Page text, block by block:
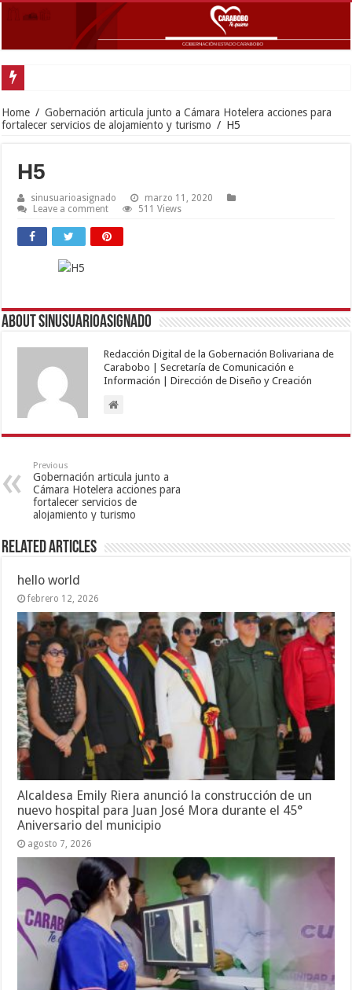
Home / Gobernación articula junto a Cámara Hotelera acciones para
fortalecer servicios de alojamiento y turismo / H5
H5
sinusuarioasignado
marzo 11, 2020
Leave a comment
511 Views
About sinusuarioasignado
Redacción Digital de la Gobernación Bolivariana de
Carabobo | Secretaría de Comunicación e
Información | Dirección de Diseño y Creación
Previous
Gobernación articula junto a
Cámara Hotelera acciones para
fortalecer servicios de
alojamiento y turismo
Related Articles
hello world
febrero 12, 2026
Alcaldesa Emily Riera anunció la construcción de un
nuevo hospital para Juan José Mora durante el 45°
Aniversario del municipio
agosto 7, 2026